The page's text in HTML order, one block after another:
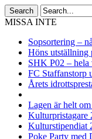
MISSA INTE
Sopsortering –
Höns utställning
SHK P02 – hela
FC Staffanstorp
Årets
Lagen är helt
Kulturpristagare
Kulturstipendiat
Poke Party med